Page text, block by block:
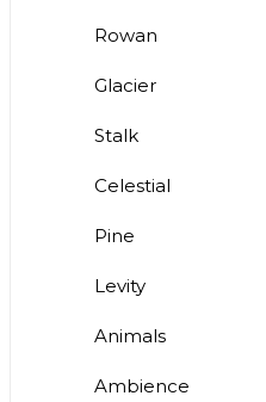
Rowan
Glacier
Stalk
Celestial
Pine
Levity
Animals
Ambience